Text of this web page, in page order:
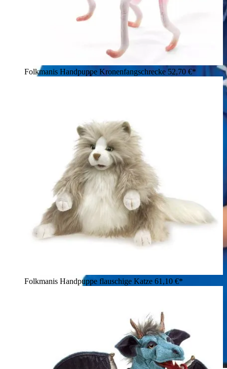
Folkmanis Handpuppe Kronenfangschrecke 52,70 €*
Folkmanis Handpuppe flauschige Katze 61,10 €*